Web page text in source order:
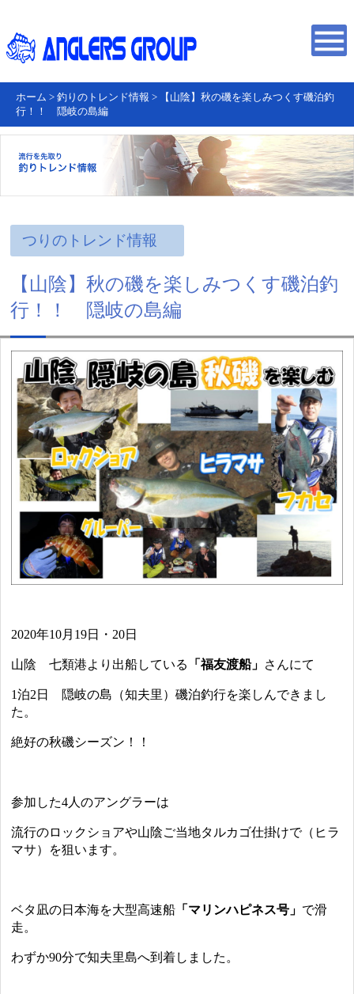
ホーム > 釣りのトレンド情報 >
【山陰】秋の磯を楽しみつくす磯泊釣
行！！ 隠岐の島編
つりのトレンド情報
【山陰】秋の磯を楽しみつくす磯泊釣
行！！ 隠岐の島編
2020年10月19日・20日
山陰 七類港より出船している 「福友渡船」 さんにて
1泊2日 隠岐の島（知夫里）磯泊釣行を楽しんできまし
た。
絶好の秋磯シーズン！！
参加した4人のアングラーは
流行のロックショアや山陰ご当地タルカゴ仕掛けで（ヒラ
マサ）を狙います。
ベタ凪の日本海を大型高速船 「マリンハピネス号」 で滑
走。
わずか90分で知夫里島へ到着しました。